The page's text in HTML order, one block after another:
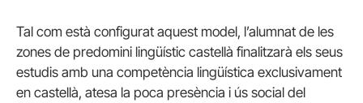
Tal com està configurat aquest model, l’alumnat de les
zones de predomini lingüístic castellà finalitzarà els seus
estudis amb una competència lingüística exclusivament
en castellà, atesa la poca presència i ús social del